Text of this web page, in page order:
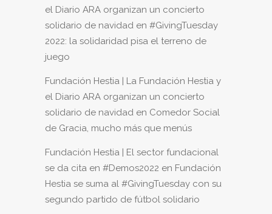
el Diario ARA organizan un concierto
solidario de navidad en #GivingTuesday
2022: la solidaridad pisa el terreno de
juego
Fundación Hestia | La Fundación Hestia y
el Diario ARA organizan un concierto
solidario de navidad en Comedor Social
de Gracia, mucho más que menús
Fundación Hestia | El sector fundacional
se da cita en #Demos2022 en Fundación
Hestia se suma al #GivingTuesday con su
segundo partido de fútbol solidario